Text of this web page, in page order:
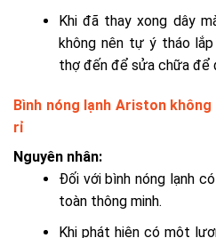
Khi đã thay xong dây
không nên tự ý tháo
thợ đến để sửa chữa để
Bình nóng lạnh Ariston
rỉ
Nguyên nhân:
Đối với bình nóng lạnh
toàn thông minh.
Khi phát hiện có một